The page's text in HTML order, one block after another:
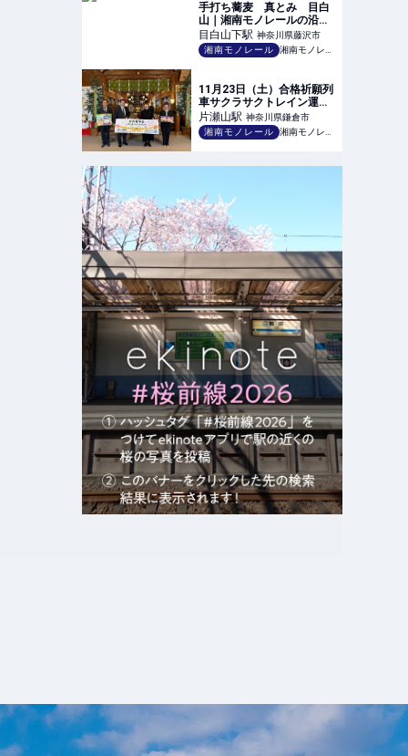
手打ち蕎麦 真とみ 目白
山｜湘南モノレールの沿線
情報
目白山下駅 神奈川県藤沢市
湘南モノレール
湘南モノレール株式会社
11月23日（土）合格祈願列
車サクラサクトレイン運行
開始。合格祈願受験生応援
キャンペーンスタート！ |
江の島への近道 湘南モノレ
片瀬山駅 神奈川県鎌倉市
湘南モノレール
湘南モノレール